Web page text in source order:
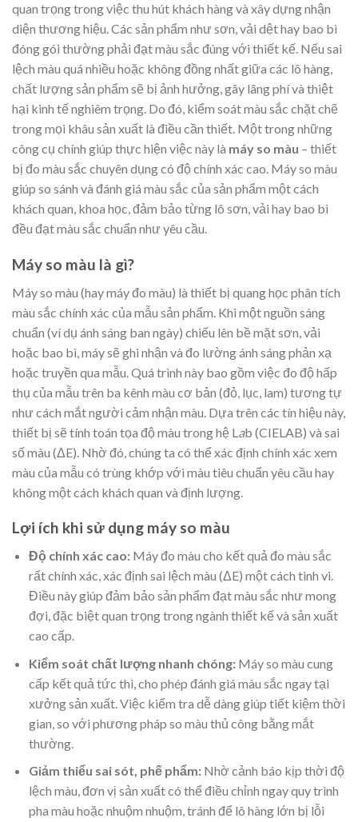
quan trọng trong việc thu hút khách hàng và xây dựng nhận
diện thương hiệu. Các sản phẩm như sơn, vải dệt hay bao bì
đóng gói thường phải đạt màu sắc đúng với thiết kế. Nếu sai
lệch màu quá nhiều hoặc không đồng nhất giữa các lô hàng,
chất lượng sản phẩm sẽ bị ảnh hưởng, gây lãng phí và thiệt
hại kinh tế nghiêm trọng. Do đó, kiểm soát màu sắc chặt chẽ
trong mọi khâu sản xuất là điều cần thiết. Một trong những
công cụ chính giúp thực hiện việc này là máy so màu – thiết
bị đo màu sắc chuyên dụng có độ chính xác cao. Máy so màu
giúp so sánh và đánh giá màu sắc của sản phẩm một cách
khách quan, khoa học, đảm bảo từng lô sơn, vải hay bao bì
đều đạt màu sắc chuẩn như yêu cầu.
Máy so màu là gì?
Máy so màu (hay máy đo màu) là thiết bị quang học phân tích
màu sắc chính xác của mẫu sản phẩm. Khi một nguồn sáng
chuẩn (ví dụ ánh sáng ban ngày) chiếu lên bề mặt sơn, vải
hoặc bao bì, máy sẽ ghi nhận và đo lường ánh sáng phản xạ
hoặc truyền qua mẫu. Quá trình này bao gồm việc đo độ hấp
thụ của mẫu trên ba kênh màu cơ bản (đỏ, lục, lam) tương tự
như cách mắt người cảm nhận màu. Dựa trên các tín hiệu này,
thiết bị sẽ tính toán tọa độ màu trong hệ L ab (CIELAB) và sai
số màu (ΔE). Nhờ đó, chúng ta có thể xác định chính xác xem
màu của mẫu có trùng khớp với màu tiêu chuẩn yêu cầu hay
không một cách khách quan và định lượng.
Lợi ích khi sử dụng máy so màu
Độ chính xác cao:Máy đo màu cho kết quả đo màu sắc
rất chính xác, xác định sai lệch màu (ΔE) một cách tinh vi.
Điều này giúp đảm bảo sản phẩm đạt màu sắc như mong
đợi, đặc biệt quan trọng trong ngành thiết kế và sản xuất
cao cấp.
Kiểm soát chất lượng nhanh chóng:Máy so màu cung
cấp kết quả tức thì, cho phép đánh giá màu sắc ngay tại
xưởng sản xuất. Việc kiểm tra dễ dàng giúp tiết kiệm thời
gian, so với phương pháp so màu thủ công bằng mắt
thường.
Giảm thiểu sai sót, phế phẩm:Nhờ cảnh báo kịp thời độ
lệch màu, đơn vị sản xuất có thể điều chỉnh ngay quy trình
pha màu hoặc nhuộm nhuộm, tránh để lô hàng lớn bị lỗi